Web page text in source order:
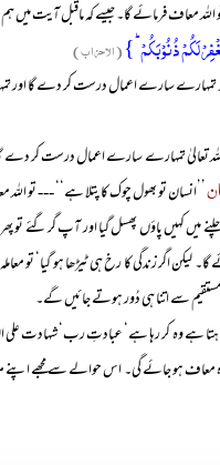
اللہ معاف فرمائے گا۔ جیسے کہ ماقبل آیت
(الاحزاب)
اللہ تمہارے سارے اعمال درست کر دے گا اور
تعالیٰ تمہارے سارے اعمال درست کر دے
’’انسان تو بھول چوک کا پتلا ہے‘‘ --- تو
کہیں پاؤں پھسل گیا اور آپ گر گئے تو
اگر زندگی کا رخ ہی ٹیڑھا ہو گیا‘ تو
سے اتنا ہی دُور ہوتے جائیں گے۔
ہے وہ کر رہا ہے‘ عبادتِ رب‘ شہادت علی
وہ معاف ہو جائے گی۔ اس حوالے سے مجھے